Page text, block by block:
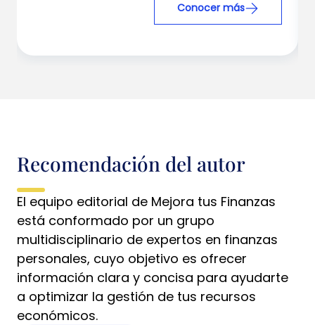
Conocer más
Recomendación del autor
El equipo editorial de Mejora tus Finanzas
está conformado por un grupo
multidisciplinario de expertos en finanzas
personales, cuyo objetivo es ofrecer
información clara y concisa para ayudarte
a optimizar la gestión de tus recursos
económicos.